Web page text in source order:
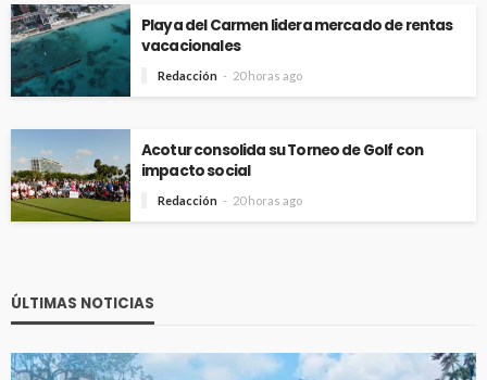
Playa del Carmen lidera mercado de rentas
vacacionales
Redacción 20 horas ago
Acotur consolida su Torneo de Golf con
impacto social
Redacción 20 horas ago
ÚLTIMAS NOTICIAS